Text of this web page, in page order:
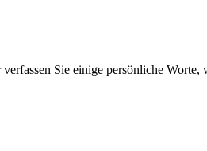
Sie einige persönliche Worte,